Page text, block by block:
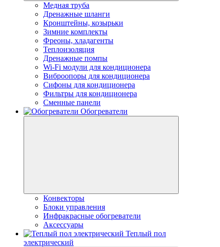
Медная труба
Дренажные шланги
Кронштейны, козырьки
Зимние комплекты
Фреоны, хладагенты
Теплоизоляция
Дренажные помпы
Wi-Fi модули для кондиционера
Виброопоры для кондиционера
Сифоны для кондиционера
Фильтры для кондиционера
Сменные панели
Обогреватели
Конвекторы
Блоки управления
Инфракрасные обогреватели
Аксессуары
Теплый пол
электрический